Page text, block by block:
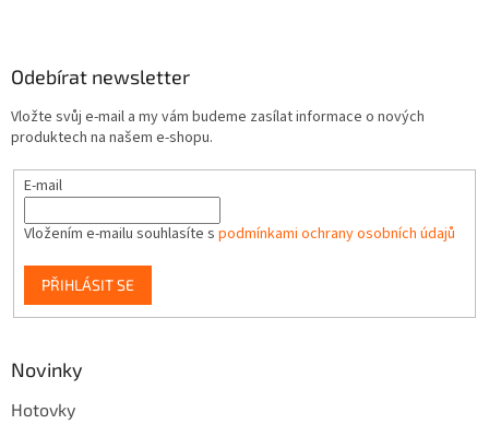
Odebírat newsletter
Vložte svůj e-mail a my vám budeme zasílat informace o nových
produktech na našem e-shopu.
E-mail
Vložením e-mailu souhlasíte s podmínkami ochrany osobních údajů
PŘIHLÁSIT SE
Novinky
Hotovky